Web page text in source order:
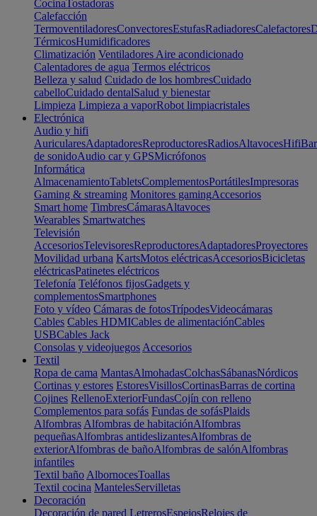
CocinaTostadoras
Calefacción
TermoventiladoresConvectoresEstufasRadiadoresCalefactores
TérmicosHumidificadores
Climatización Ventiladores Aire acondicionado
Calentadores de agua Termos eléctricos
Belleza y salud Cuidado de los hombresCuidado
cabelloCuidado dentalSalud y bienestar
Limpieza Limpieza a vaporRobot limpiacristales
Electrónica
Audio y hifi
AuricularesAdaptadoresReproductoresRadiosAltavocesHifi
de sonidoAudio car y GPSMicrófonos
Informática
AlmacenamientoTabletsComplementosPortátilesImpresoras
Gaming & streaming Monitores gamingAccesorios
Smart home TimbresCámarasAltavoces
Wearables Smartwatches
Televisión
AccesoriosTelevisoresReproductoresAdaptadoresProyectores
Movilidad urbana KartsMotos eléctricasAccesoriosBicicletas
eléctricasPatinetes eléctricos
Telefonía Teléfonos fijosGadgets y
complementosSmartphones
Foto y vídeo Cámaras de fotosTrípodesVideocámaras
Cables Cables HDMICables de alimentaciónCables
USBCables Jack
Consolas y videojuegos Accesorios
Textil
Ropa de cama MantasAlmohadasColchasSábanasNórdicos
Cortinas y estores EstoresVisillosCortinasBarras de cortina
Cojines RellenoExteriorFundasCojín con relleno
Complementos para sofás Fundas de sofásPlaids
Alfombras Alfombras de habitaciónAlfombras
pequeñasAlfombras antideslizantesAlfombras de
exteriorAlfombras de bañoAlfombras de salónAlfombras
infantiles
Textil baño AlbornocesToallas
Textil cocina MantelesServilletas
Decoración
Decoración de pared LetrerosEspejosRelojes de